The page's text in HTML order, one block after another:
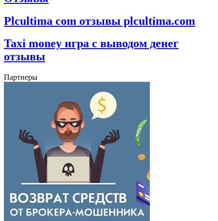
Plcultima com отзывы plcultima.com
Taxi money игра с выводом денег
отзывы
Партнеры